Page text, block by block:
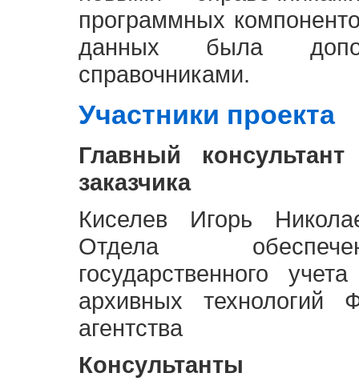
программных
данных была
справочниками.
Участники проекта
Главный
заказчика
Киселев Игорь
Отдела
государственного
архивных технологий
агентства
Консультанты